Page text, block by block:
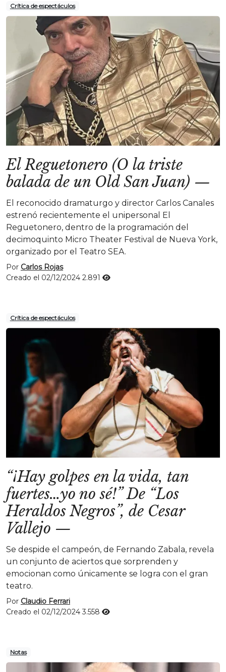
Crítica de espectáculos
El Reguetonero (O la triste
balada de un Old San Juan) —
El reconocido dramaturgo y director Carlos Canales
estrenó recientemente el unipersonal El
Reguetonero, dentro de la programación del
decimoquinto Micro Theater Festival de Nueva York,
organizado por el Teatro SEA.
Por Carlos Rojas
Creado el 02/12/2024 2.891
Crítica de espectáculos
“¡Hay golpes en la vida, tan
fuertes…yo no sé!” De “Los
Heraldos Negros”, de Cesar
Vallejo —
Se despide el campeón, de Fernando Zabala, revela
un conjunto de aciertos que sorprenden y
emocionan como únicamente se logra con el gran
teatro.
Por Claudio Ferrari
Creado el 02/12/20243.558
Notas